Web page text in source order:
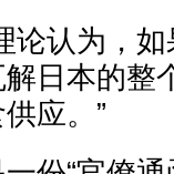
认为，如
日本的整
应。”